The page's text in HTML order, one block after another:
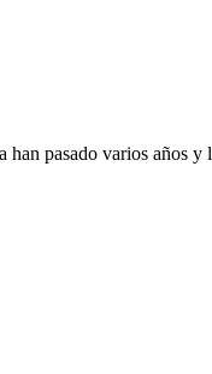
pasado varios años